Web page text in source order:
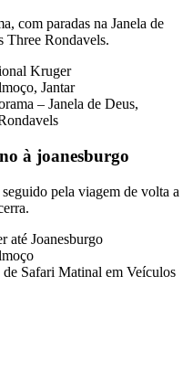
com paradas na Janela de
Three Rondavels.
Kruger
Jantar
– Janela de Deus,
à joanesburgo
pela viagem de volta a
até Joanesburgo
Safari Matinal em Veículos